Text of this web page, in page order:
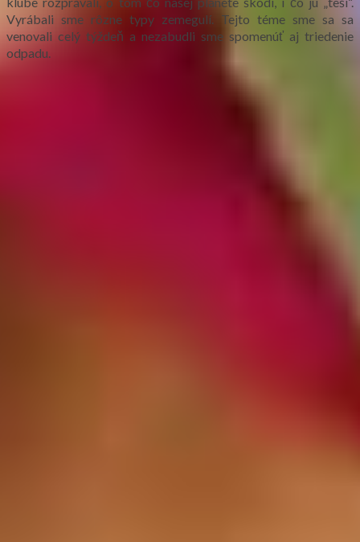
Vyrábali sme rôzne typy zemegulí. Tejto téme sme sa sa
venovali celý týždeň a nezabudli sme spomenúť aj triedenie
odpadu.